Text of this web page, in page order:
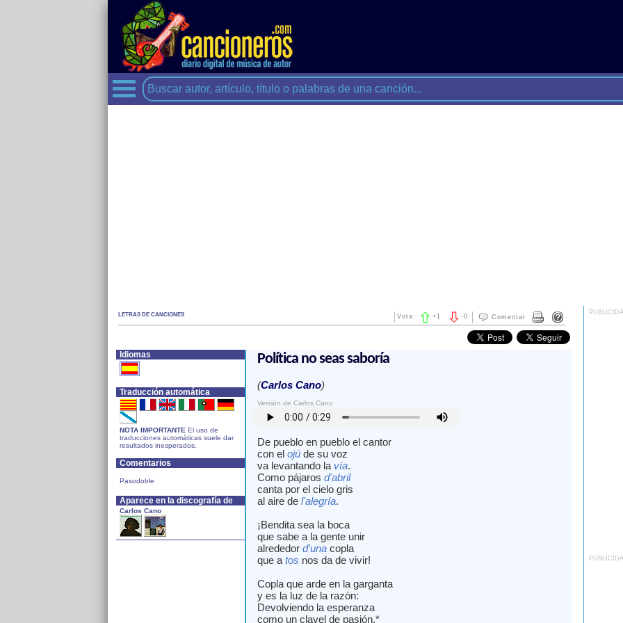
LETRAS DE CANCIONES Comentar
-0
Vota: +1
Idiomas
Traducción automática
NOTA IMPORTANTE El uso de
traducciones automáticas suele dar
resultados inesperados.
Comentarios
Pasodoble
Aparece en la discografía de
Carlos Cano
Política no seas saboría
(Carlos Cano)
Versión de Carlos Cano
De pueblo en pueblo el cantor
con el ojúde su voz
va levantando la vía.
Como pájaros d'abril
canta por el cielo gris
al aire de l'alegría.
¡Bendita sea la boca
que sabe a la gente unir
alrededor d'unacopla
que a tos nos da de vivir!
Copla que arde en la garganta
y es la luz de la razón:
Devolviendo la esperanza
como un clavel de pasión.*